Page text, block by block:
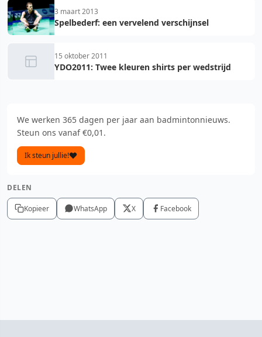
3 maart 2013
Spelbederf: een vervelend verschijnsel
15 oktober 2011
YDO2011: Twee kleuren shirts per wedstrijd
We werken 365 dagen per jaar aan badmintonnieuws.
Steun ons vanaf €0,01.
Ik steun jullie!
DELEN
Kopieer WhatsApp X Facebook